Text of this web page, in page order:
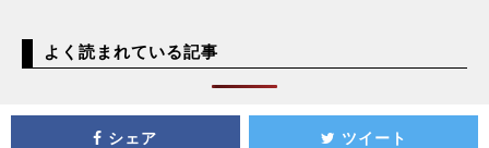
よく読まれている記事
シェア ツイート